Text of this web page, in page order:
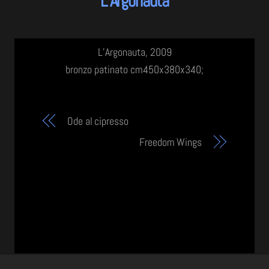
L’Argonauta, 2009
bronzo patinato cm450x380x340;
Ode al cipresso
Freedom Wings